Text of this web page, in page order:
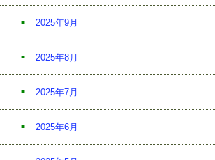
2025年9月
2025年8月
2025年7月
2025年6月